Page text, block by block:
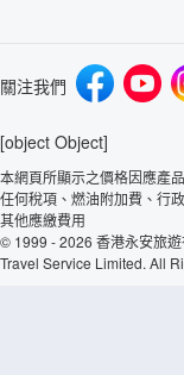
關注我們
[object Object]
本網頁所顯示之價格因應產
任何稅項、燃油附加費、行
其他應繳費用
© 1999 - 2026 香港永安旅
Travel Service Limited. All